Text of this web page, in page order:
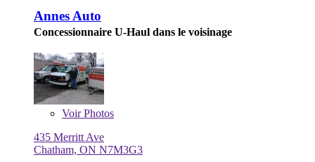
Annes Auto
Concessionnaire U-Haul dans le voisinage
VoirPhotos
435 Merritt Ave
Chatham, ON N7M3G3